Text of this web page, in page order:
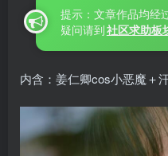
提示：文章作品均经
疑问请到社区求助板
内含：姜仁卿cos小恶魔＋